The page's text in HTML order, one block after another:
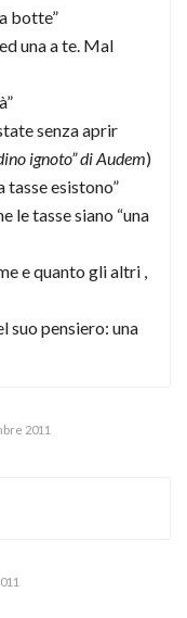
botte”
una a te. Mal
senza aprir
ignoto” di Audem)
tasse esistono”
le tasse siano “una
e quanto gli altri ,
suo pensiero: una
2011